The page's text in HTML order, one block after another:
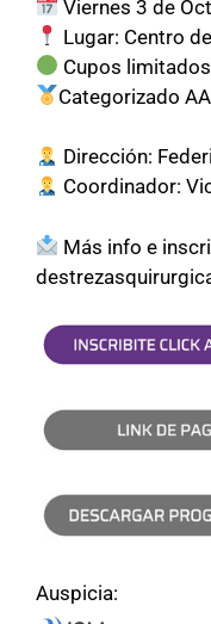
Viernes 3 de
Lugar: Centro
Cupos limitados
Categorizado
Dirección:
Coordinador:
Más info e
Auspicia: